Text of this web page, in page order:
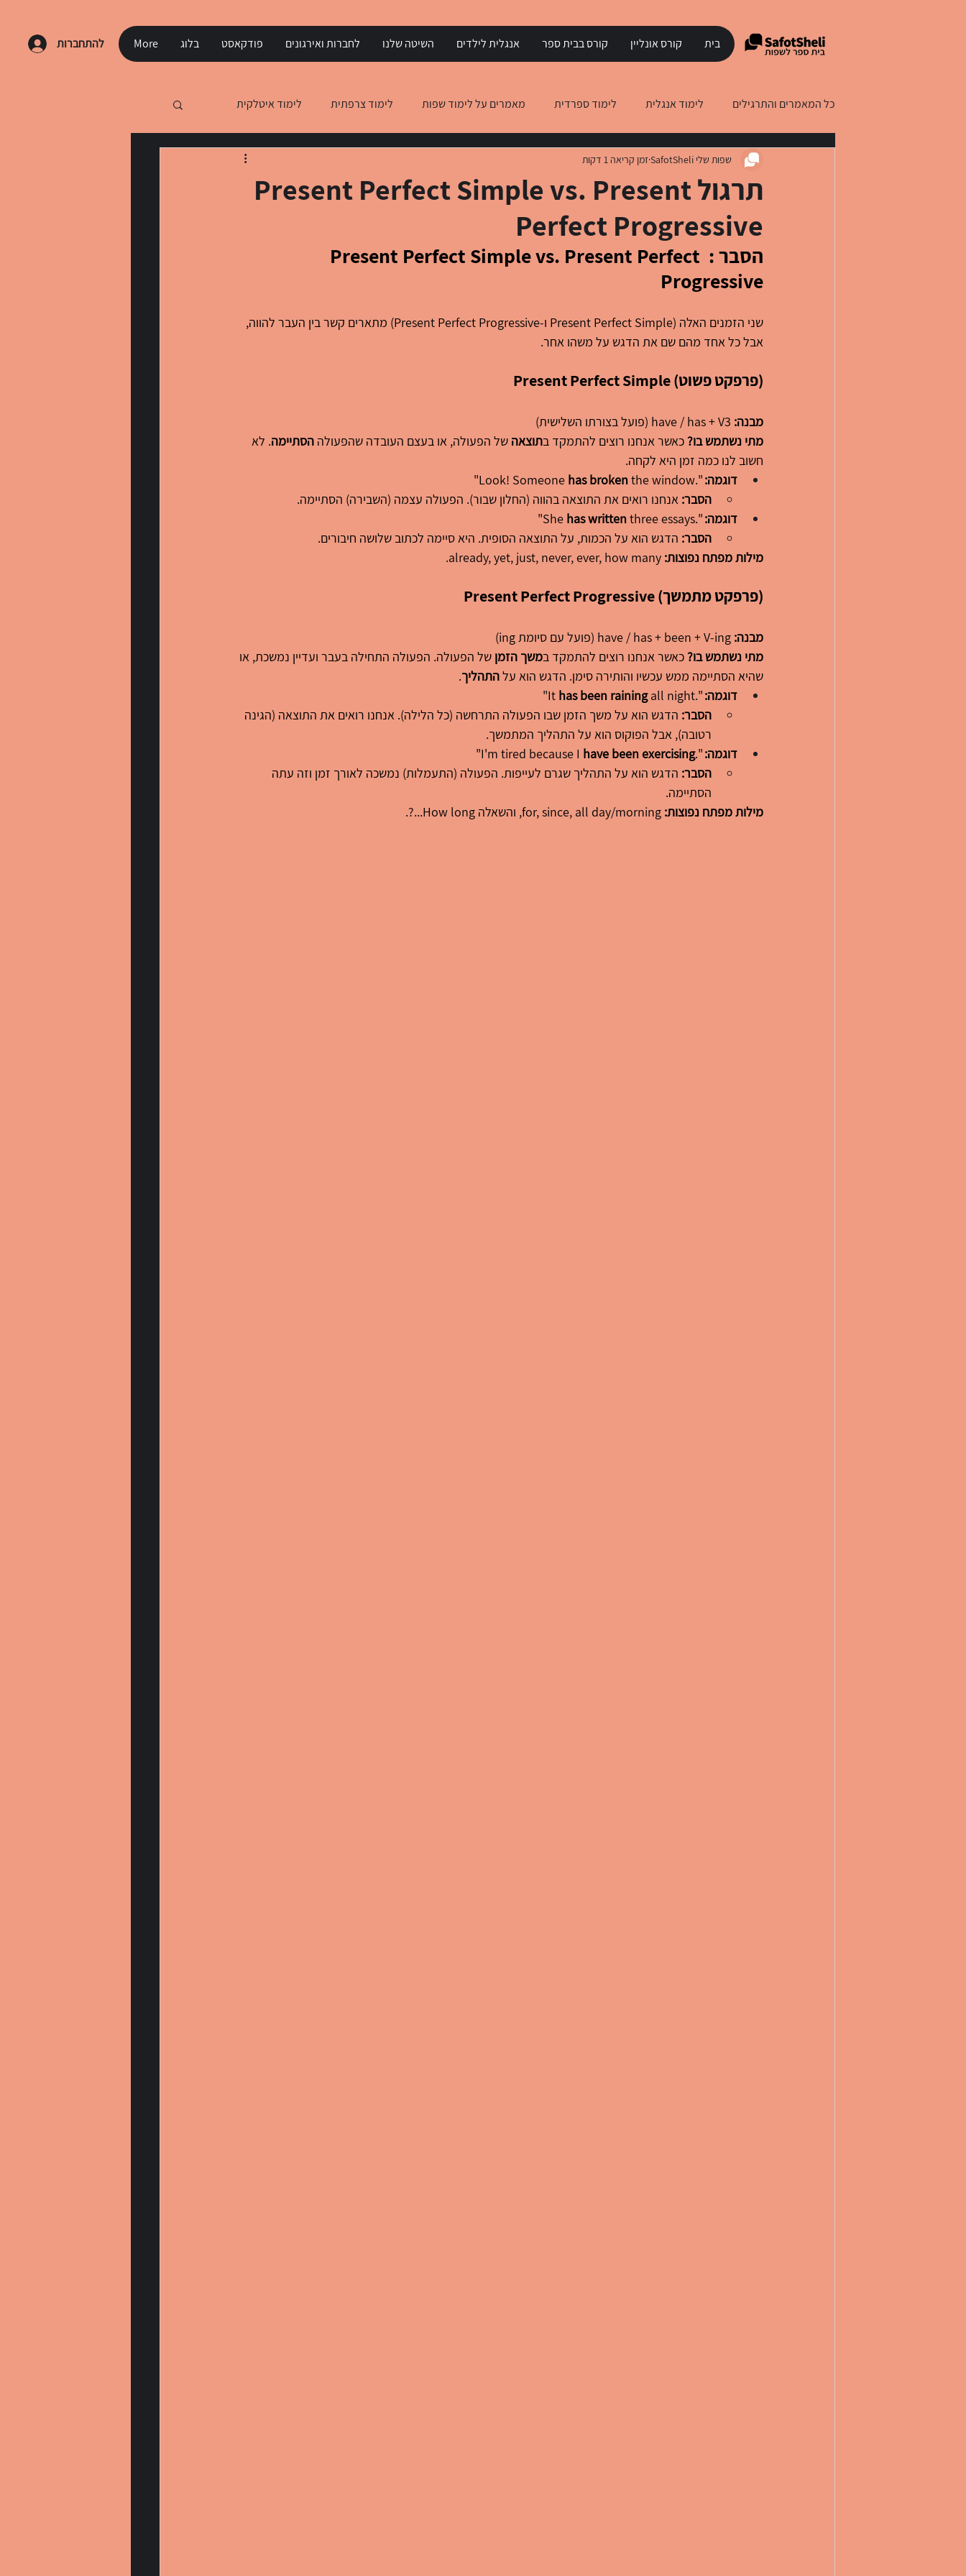
בית קורס אונליין קורס בבית ספר אנגלית לילדים השיטה שלנו לחברות ואירגונים פודקאסט בלוג More להתחברות
כל המאמרים והתרגילים לימוד אנגלית לימוד ספרדית מאמרים על לימוד שפות לימוד צרפתית לימוד איטלקית
לימוד עברית לדוברי רוסית לימוד יוונית הבנת הנקרא באנגלית
תרגול Present Perfect Simple vs. Present
Perfect Progressive
שפות שלי SafotSheli זמן קריאה 1 דקות
הסבר : Present Perfect Simple vs. Present Perfect
Progressive
שני הזמנים האלה (Present Perfect Simple ו-Present Perfect Progressive) מתארים קשר בין העבר להווה,
אבל כל אחד מהם שם את הדגש על משהו אחר.
Present Perfect Simple (פרפקט פשוט)
מבנה:
מתי נשתמש בו? כאשר אנחנו רוצים להתמקד בתוצאה של הפעולה, או בעצם העובדה שהפעולה הסתיימה. לא
חשוב לנו כמה זמן היא לקחה.
דוגמה: ".Look! Someone
has broken the window"
הסבר: אנחנו רואים את התוצאה בהווה (החלון שבור). הפעולה עצמה (השבירה) הסתיימה.
דוגמה: ".She
has written three essays"
הסבר: הדגש הוא על הכמות, על התוצאה הסופית. היא סיימה לכתוב שלושה חיבורים.
מילות מפתח נפוצות:
Present Perfect Progressive (פרפקט מתמשך)
מבנה:
מתי נשתמש בו? כאשר אנחנו רוצים להתמקד במשך הזמן של הפעולה. הפעולה התחילה בעבר ועדיין נמשכת, או
שהיא הסתיימה ממש עכשיו והותירה סימן. הדגש הוא על התהליך.
דוגמה: ".It
has been raining all night"
הסבר: הדגש הוא על משך הזמן שבו הפעולה התרחשה (כל הלילה). אנחנו רואים את התוצאה (הגינה
רטובה), אבל הפוקוס הוא על התהליך המתמשך.
דוגמה: ".I'm tired because I
have been exercising
"
הסבר: הדגש הוא על התהליך שגרם לעייפות. הפעולה (התעמלות) נמשכה לאורך זמן וזה עתה
הסתיימה.
מילות מפתח נפוצות: